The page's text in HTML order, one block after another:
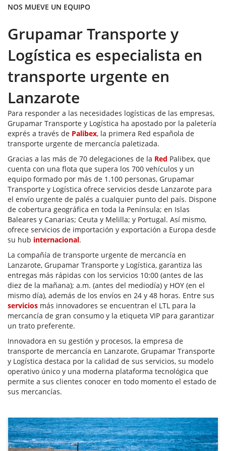
NOS MUEVE UN EQUIPO
Grupamar Transporte y
Logística es especialista en
transporte urgente en
Lanzarote
Para responder a las necesidades logísticas de las empresas,
Grupamar Transporte y Logística ha apostado por la paletería
exprés a través de Palibex, la primera Red española de
transporte urgente de mercancía paletizada.
Gracias a las más de 70 delegaciones de la Red Palibex, que
cuenta con una flota que supera los 700 vehículos y un
equipo formado por más de 1.100 personas, Grupamar
Transporte y Logística ofrece servicios desde Lanzarote para
el envío urgente de palés a cualquier punto del país. Dispone
de cobertura geográfica en toda la Península; en Islas
Baleares y Canarias; Ceuta y Melilla; y Portugal. Así mismo,
ofrece servicios de importación y exportación a Europa desde
su hub internacional.
La compañía de transporte urgente de mercancía en
Lanzarote, Grupamar Transporte y Logística, garantiza las
entregas más rápidas con los servicios 10:00 (antes de las
diez de la mañana); a.m. (antes del mediodía) y HOY (en el
mismo día), además de los envíos en 24 y 48 horas. Entre sus
servicios más innovadores se encuentran el LTL para la
mercancía de gran consumo y la etiqueta VIP para garantizar
un trato preferente.
Innovadora en su gestión y procesos, la empresa de
transporte de mercancía en Lanzarote, Grupamar Transporte
y Logística destaca por la calidad de sus servicios, su modelo
operativo único y una moderna plataforma tecnológica que
permite a sus clientes conocer en todo momento el estado de
sus mercancías.